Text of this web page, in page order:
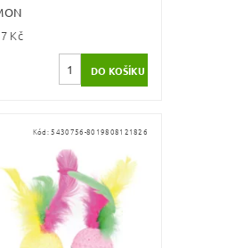
Kč
Kód: 5430756-8019808121826